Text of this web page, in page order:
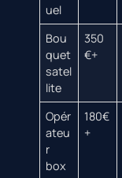
uel
Bou
quet
satel
lite
350
€+
Opér
ateu
r
box
180€
+